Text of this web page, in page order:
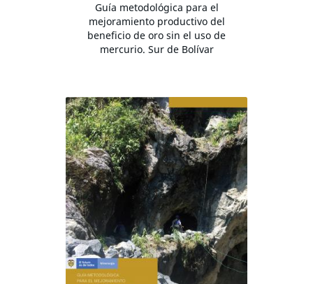
Guía metodológica para el
mejoramiento productivo del
beneficio de oro sin el uso de
mercurio. Sur de Bolívar